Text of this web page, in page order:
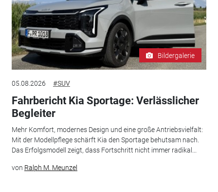
Bildergalerie
05.08.2026 #SUV
Fahrbericht Kia Sportage: Verlässlicher
Begleiter
Mehr Komfort, modernes Design und eine große Antriebsvielfalt:
Mit der Modellpflege schärft Kia den Sportage behutsam nach.
Das Erfolgsmodell zeigt, dass Fortschritt nicht immer radikal...
von Ralph M. Meunzel